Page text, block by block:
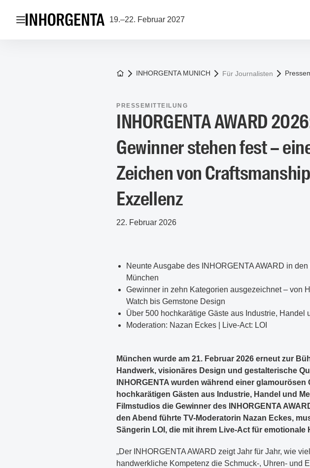
Navigation öffnen 19.–22. Februar 2027
Zur Startseite
INHORGENTA MUNICH Für Journalisten
PRESSEMITTEILUNG
INHORGENTA AWARD
Gewinner stehen fest –
Zeichen von
Exzellenz
22. Februar 2026
Neunte Ausgabe des INHORGENTA AWARD in
München
Gewinner in zehn Kategorien ausgezeichnet – von
Watch bis Gemstone Design
Über 500 hochkarätige Gäste aus Industrie, Handel
Moderation: Nazan Eckes | Live-Act: LOI
München wurde am 21. Februar 2026 erneut zur
Handwerk, visionäres Design und gestalterische
INHORGENTA wurden während einer glamourösen
hochkarätigen Gästen aus Industrie, Handel und
Filmstudios die Gewinner des INHORGENTA
den Abend führte TV-Moderatorin Nazan Eckes,
Sängerin LOI, die mit ihrem Live-Act für emotionale
„Der INHORGENTA AWARD zeigt Jahr für Jahr, wie
handwerkliche Kompetenz die Schmuck-, Uhren- und